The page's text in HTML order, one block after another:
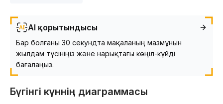
AI қорытындысы
Бар болғаны 30 секундта мақаланың мазмұнын
жылдам түсініңіз және нарықтағы көңіл-күйді
бағалаңыз.
Бүгінгі күннің диаграммасы